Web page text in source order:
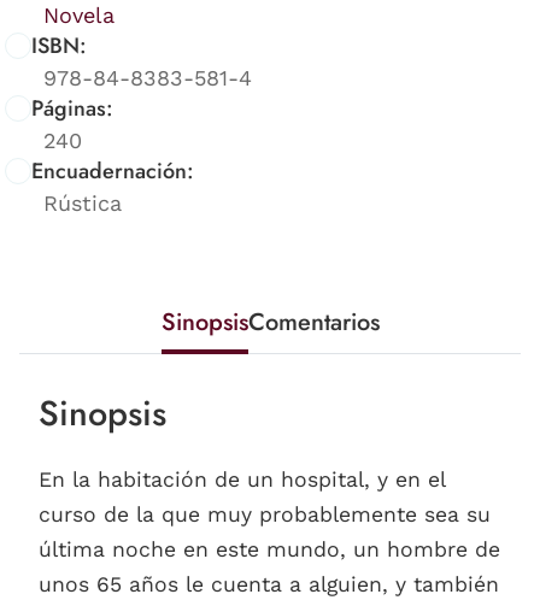
Novela
ISBN:
978-84-8383-581-4
Páginas:
240
Encuadernación:
Rústica
SinopsisComentarios
Sinopsis
En la habitación de un hospital, y en el
curso de la que muy probablemente sea su
última noche en este mundo, un hombre de
unos 65 años le cuenta a alguien, y también